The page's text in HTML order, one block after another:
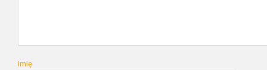
Imię